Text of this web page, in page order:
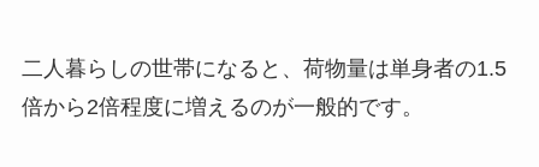
二人暮らしの世帯になると、荷物量は単身者の1.5
倍から2倍程度に増えるのが一般的です。